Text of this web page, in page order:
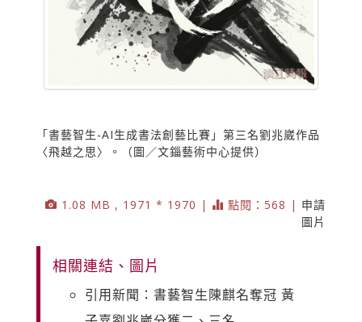
「書藝智生-AI生成書法創藝比賽」第三名劉兆崴作品
〈飛越之思〉。（圖／文錙藝術中心提供）
1.08 MB , 1971 * 1970 | 點閱：568 | 申請
圖片
相關連結、圖片
引用新聞：書藝智生陳麒名奪冠 黃